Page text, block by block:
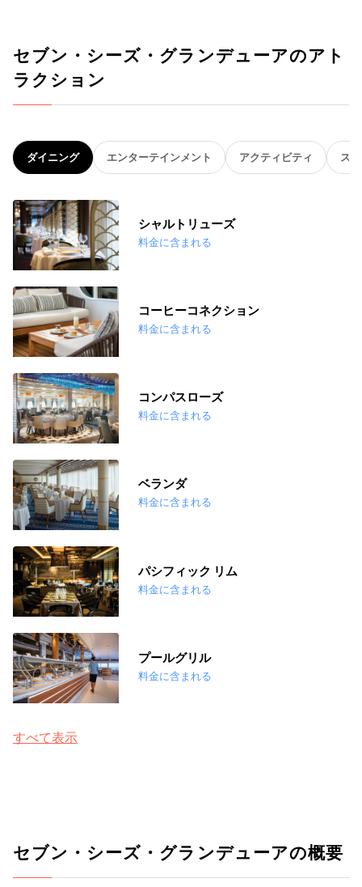
セブン・シーズ・グランデューアのアト
ラクション
ダイニング エンターテインメント アクティビティ ス
シャルトリューズ
料金に含まれる
コーヒーコネクション
料金に含まれる
コンパスローズ
料金に含まれる
ベランダ
料金に含まれる
パシフィック リム
料金に含まれる
プールグリル
料金に含まれる
すべて表示
セブン・シーズ・グランデューアの概要